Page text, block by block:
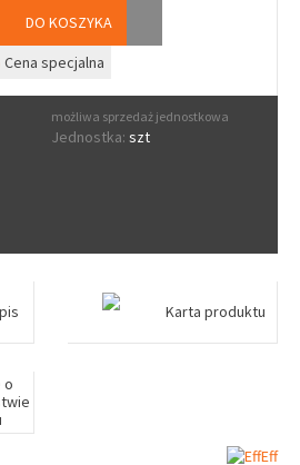
DO KOSZYKA
Cena specjalna
możliwa sprzedaż jednostkowa
Jednostka: szt
Karta produktu
o